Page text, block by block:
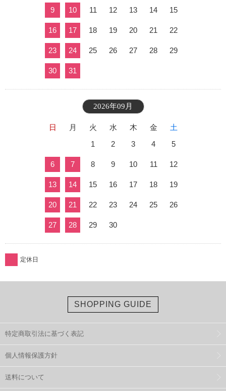
9 10 11 12 13 14 15
16 17 18 19 20 21 22
23 24 25 26 27 28 29
30 31
2026年09月
日 月 火 水 木 金
土
1
2 3 4 5
6 7 8 9 10 11 12
13 14 15 16 17 18 19
20 21 22 23 24 25 26
27 28 29 30
定休日
SHOPPING GUIDE
特定商取引法に基づく表記
個人情報保護方針
送料について